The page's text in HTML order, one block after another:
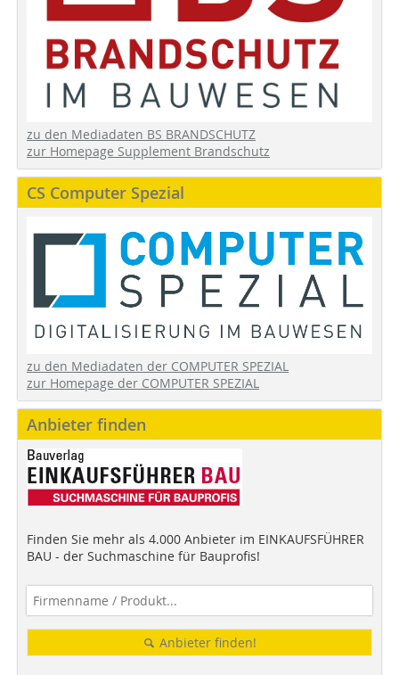
zu den Mediadaten BS BRANDSCHUTZ
zur Homepage Supplement Brandschutz
CS Computer Spezial
zu den Mediadaten der COMPUTER SPEZIAL
zur Homepage der COMPUTER SPEZIAL
Anbieter finden
Finden Sie mehr als 4.000 Anbieter im EINKAUFSFÜHRER
BAU - der Suchmaschine für Bauprofis!
Anbieter finden!